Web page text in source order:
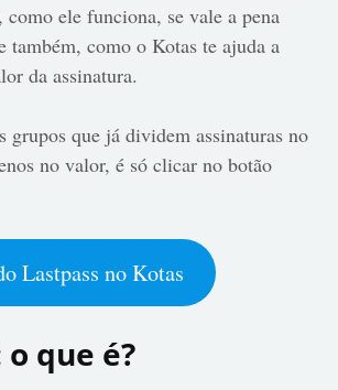
, como ele funciona, se vale a pena
também, como o Kotas te ajuda a
da assinatura.
grupos que já dividem assinaturas no
no valor, é só clicar no botão
Lastpass no Kotas
que é?